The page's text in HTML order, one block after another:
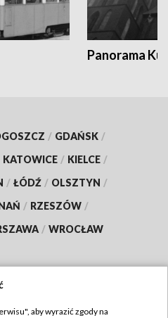
Panorama
/ GDAŃSK /
KATOWICE / KIELCE /
/ ŁÓDŹ / OLSZTYN /
/ RZESZÓW /
/ WROCŁAW
aby wyrazić zgody na